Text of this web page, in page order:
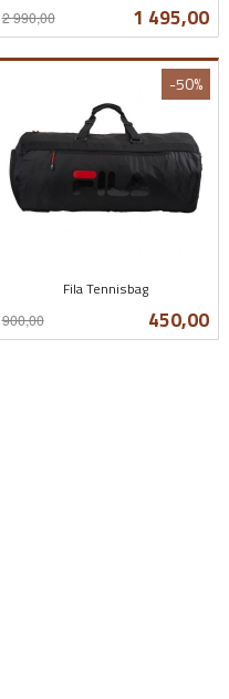
Tilbud
1 495,00
2 990,00
mva.
Fila Tennisbag
Tilbud
450,00
900,00
-50%
mva.